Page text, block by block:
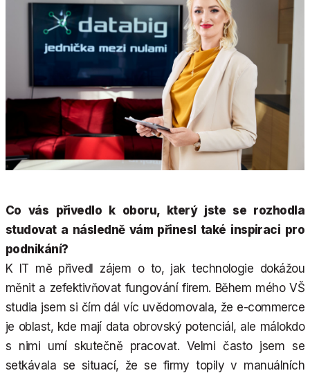
Co vás přivedlo k oboru, který jste se rozhodla
studovat a následně vám přinesl také inspiraci pro
podnikání?
K IT mě přivedl zájem o to, jak technologie dokážou
měnit a zefektivňovat fungování firem. Během mého VŠ
studia jsem si čím dál víc uvědomovala, že e-commerce
je oblast, kde mají data obrovský potenciál, ale málokdo
s nimi umí skutečně pracovat. Velmi často jsem se
setkávala se situací, že se firmy topily v manuálních